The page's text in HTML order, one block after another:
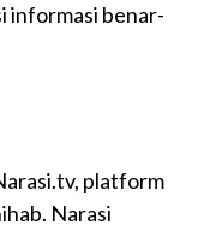
informasi benar-
platform
Narasi